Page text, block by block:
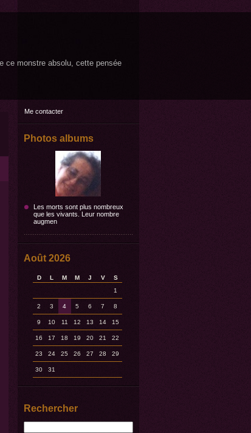
ce monstre absolu, cette pensée
Me contacter
Photos albums
Les morts sont plus nombreux
que les vivants. Leur nombre
augmen
Août 2026
D L M M J V
S
1
2 3 4 5 6 7 8
9 10 11 12 13 14 15
16 17 18 19 20 21 22
23 24 25 26 27 28 29
30 31
Rechercher